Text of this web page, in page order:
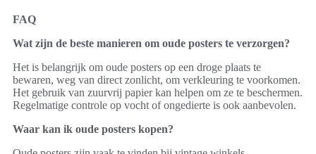
FAQ
Wat zijn de beste manieren om oude posters te verzorgen?
Het is belangrijk om oude posters op een droge plaats te
bewaren, weg van direct zonlicht, om verkleuring te voorkomen.
Het gebruik van zuurvrij papier kan helpen om ze te beschermen.
Regelmatige controle op vocht of ongedierte is ook aanbevolen.
Waar kan ik oude posters kopen?